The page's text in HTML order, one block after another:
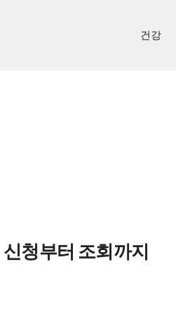
건강
청부터 조회까지